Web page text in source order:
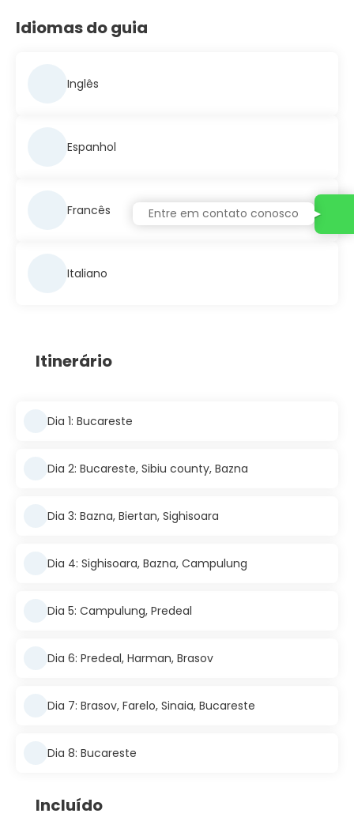
Idiomas do guia
Inglês
Espanhol
Francês
Italiano
Itinerário
Dia 1: Bucareste
Dia 2: Bucareste, Sibiu county, Bazna
Dia 3: Bazna, Biertan, Sighisoara
Dia 4: Sighisoara, Bazna, Campulung
Dia 5: Campulung, Predeal
Dia 6: Predeal, Harman, Brasov
Dia 7: Brasov, Farelo, Sinaia, Bucareste
Dia 8: Bucareste
Incluído
Entre em contato conosco